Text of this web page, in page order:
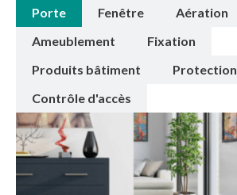
Porte Fenêtre
Aération
Ameublement
Fixation
Produits bâtiment
Protection
Contrôle d'accès